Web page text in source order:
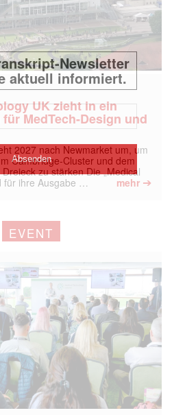
UK zieht in ein
MedTech-Design und
2027 nach Newmarket um, um
Cambridge-Cluster und dem
zu stärken Die „Medical
für ihre Ausgabe …
mehr ➔
EVENT